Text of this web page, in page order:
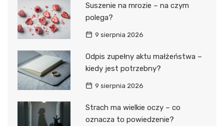
Suszenie na mrozie – na czym
polega?
9 sierpnia 2026
Odpis zupełny aktu małżeństwa –
kiedy jest potrzebny?
9 sierpnia 2026
Strach ma wielkie oczy – co
oznacza to powiedzenie?